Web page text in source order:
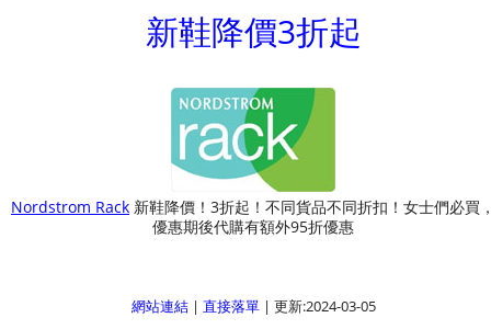
新鞋降價3折起
Nordstrom Rack 新鞋降價！3折起！不同貨品不同折扣！女士們必買
優惠期後代購有額外95折優惠
網站連結| 直接落單| 更新:2024-03-05